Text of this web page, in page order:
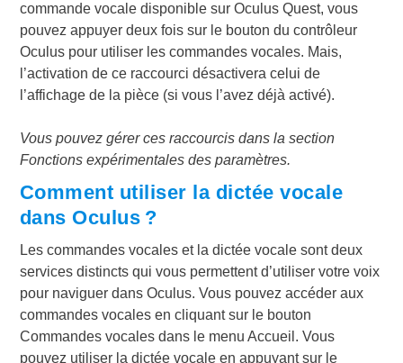
commande vocale disponible sur Oculus Quest, vous
pouvez appuyer deux fois sur le bouton du contrôleur
Oculus pour utiliser les commandes vocales. Mais,
l’activation de ce raccourci désactivera celui de
l’affichage de la pièce (si vous l’avez déjà activé).
Vous pouvez gérer ces raccourcis dans la section
Fonctions expérimentales des paramètres.
Comment utiliser la dictée vocale
dans Oculus ?
Les commandes vocales et la dictée vocale sont deux
services distincts qui vous permettent d’utiliser votre voix
pour naviguer dans Oculus. Vous pouvez accéder aux
commandes vocales en cliquant sur le bouton
Commandes vocales dans le menu Accueil. Vous
pouvez utiliser la dictée vocale en appuyant sur le